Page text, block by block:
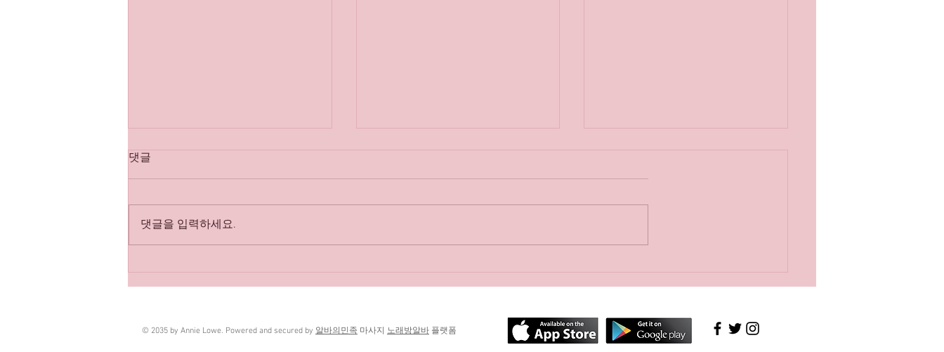
퇴근 후 선택한 두 번째 일, 마
사지 알바 이야기
프라이빗 스웨디시 마사지 후
기｜조용한 힐링 공간에서 받
댓글
댓글을 입력하세요.
© 2035 by Annie Lowe. Powered and secured by 알바의민족 마사지 노래방알바 플랫폼